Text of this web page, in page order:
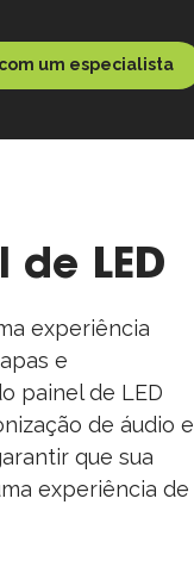
um especialista
LED
experiência
e
painel de LED
de áudio e
que sua
experiência de